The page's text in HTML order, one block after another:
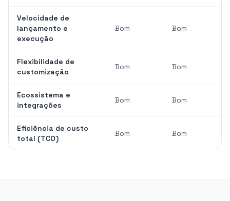
Velocidade de
lançamento e
execução
Bom Bom
Flexibilidade de
customização
Bom Bom
Ecossistema e
integrações
Bom Bom
Eficiência de custo
total (TCO)
Bom Bom